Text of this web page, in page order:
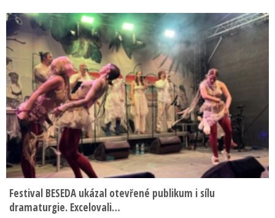
Festival BESEDA ukázal otevřené publikum i sílu
dramaturgie. Excelovali…